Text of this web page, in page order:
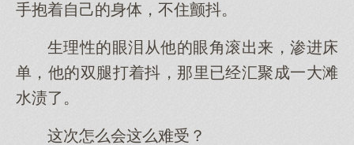
手抱着自己的身体，不住颤抖。
生理性的眼泪从他的眼角滚出来，渗进床
单，他的双腿打着抖，那里已经汇聚成一大滩
水渍了。
这次怎么会这么难受？